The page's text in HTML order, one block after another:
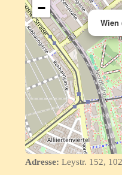
Wien
−
Adresse: Leystr. 152,